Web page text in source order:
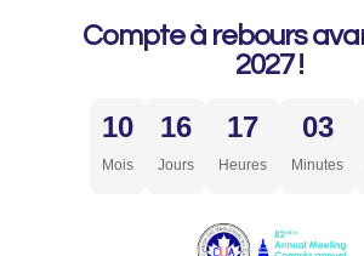
Compte à rebours
2027 !
10
Mois
16
Jours
17
Heures
03
Minutes